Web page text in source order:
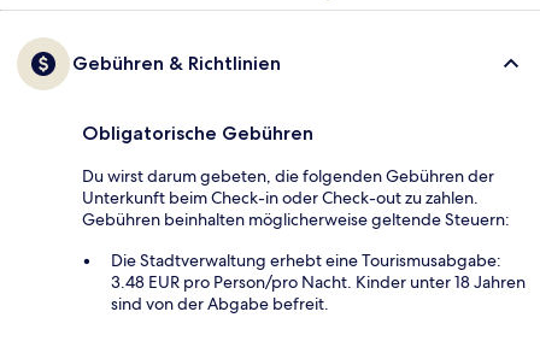
Gebühren & Richtlinien
Obligatorische Gebühren
Du wirst darum gebeten, die folgenden Gebühren der
Unterkunft beim Check-in oder Check-out zu zahlen.
Gebühren beinhalten möglicherweise geltende Steuern:
Die Stadtverwaltung erhebt eine Tourismusabgabe:
3.48 EUR pro Person/pro Nacht. Kinder unter 18 Jahren
sind von der Abgabe befreit.